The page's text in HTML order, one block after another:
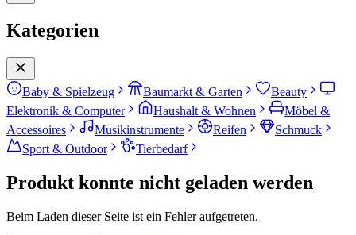
Kategorien
Baby & Spielzeug Baumarkt & Garten
Beauty
Elektronik & Computer
Haushalt & Wohnen
Möbel &
Accessoires
Musikinstrumente Reifen
Schmuck
Sport & Outdoor
Tierbedarf
Produkt konnte nicht geladen werden
Beim Laden dieser Seite ist ein Fehler aufgetreten.